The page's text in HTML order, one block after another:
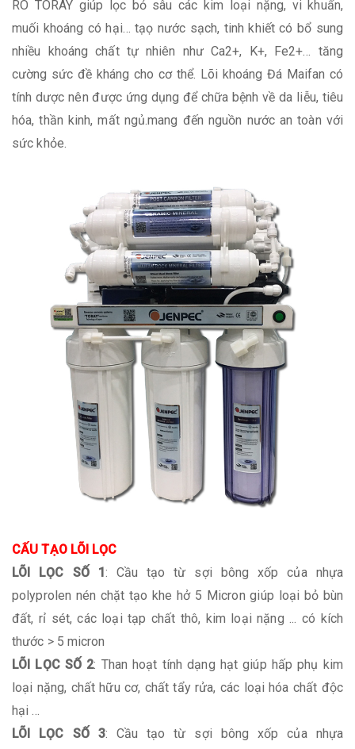
RO TORAY giúp lọc bỏ sâu các kim loại nặng, vi khuẩn,
muối khoáng có hại… tạọ nước sạch, tinh khiết có bổ sung
nhiều khoáng chất tự nhiên như Ca2+, K+, Fe2+… tăng
cường sức đề kháng cho cơ thể. Lõi khoáng Đá Maifan có
tính dược nên được ứng dụng để chữa bệnh về da liễu, tiêu
hóa, thần kinh, mất ngủ.mang đến nguồn nước an toàn với
sức khỏe.
CẤU TẠO LÕI LỌC
LÕI LỌC SỐ 1: Cầu tạo từ sợi bông xốp của nhựa
polyprolen nén chặt tạo khe hở 5 Micron giúp loại bỏ bùn
đất, rỉ sét, các loại tạp chất thô, kim loại nặng ... có kích
thước > 5 micron
LÕI LỌC SỐ 2: Than hoạt tính dạng hạt giúp hấp phụ kim
loại nặng, chất hữu cơ, chất tẩy rửa, các loại hóa chất độc
hại ...
LÕI LỌC SỐ 3: Cầu tạo từ sợi bông xốp của nhựa